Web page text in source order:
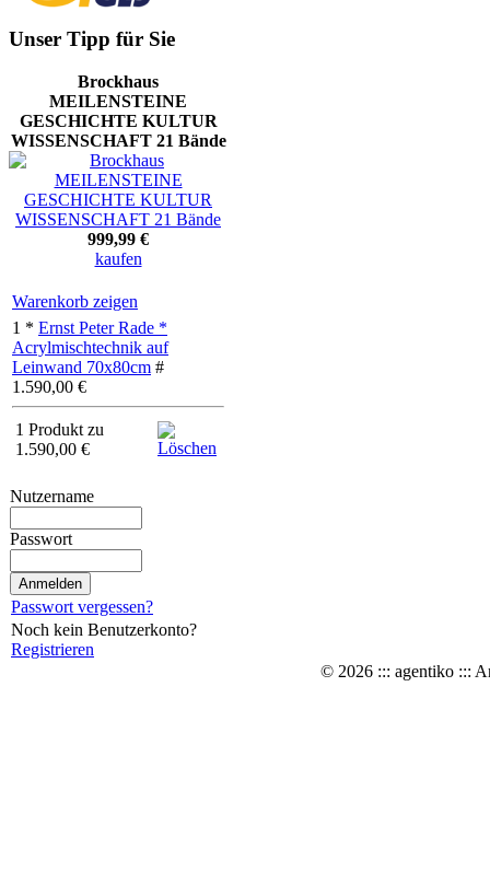
Unser Tipp für Sie
Brockhaus
MEILENSTEINE
GESCHICHTE KULTUR
WISSENSCHAFT 21 Bände
999,99 €
kaufen
Warenkorb zeigen
1 * Ernst Peter Rade *
Acrylmischtechnik auf
Leinwand 70x80cm #
1.590,00 €
1 Produkt zu
1.590,00 €
Nutzername
Passwort
Passwort vergessen?
Noch kein Benutzerkonto?
Registrieren
© 2026 ::: agentiko :::